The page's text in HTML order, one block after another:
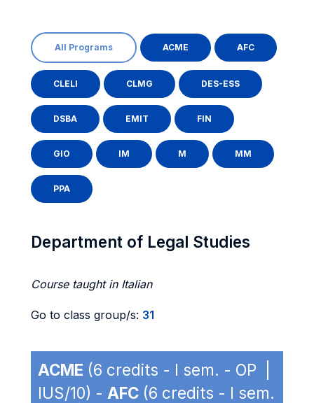
All Programs ACME AFC
CLELI CLMG DES-ESS
DSBA EMIT FIN
GIO IM M MM
PPA
Department of Legal Studies
Course taught in Italian
Go to class group/s: 31
ACME (6 credits - I sem. - OP |
IUS/10) - AFC (6 credits - I sem.